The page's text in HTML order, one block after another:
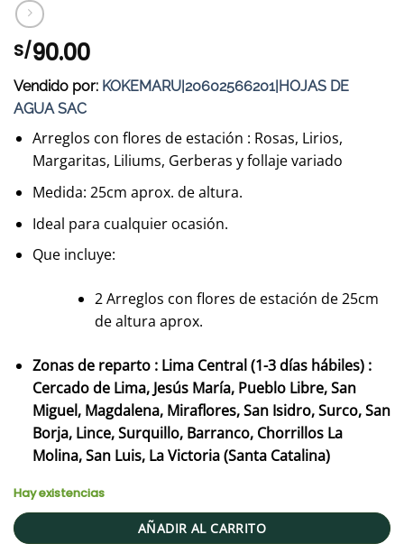
S/90.00
Vendido por: KOKEMARU|20602566201|HOJAS DE
AGUA SAC
Arreglos con flores de estación : Rosas, Lirios,
Margaritas, Liliums, Gerberas y follaje variado
Medida: 25cm aprox. de altura.
Ideal para cualquier ocasión.
Que incluye:
2 Arreglos con flores de estación de 25cm
de altura aprox.
Zonas de reparto : Lima Central (1-3 días hábiles) :
Cercado de Lima, Jesús María, Pueblo Libre, San
Miguel, Magdalena, Miraflores, San Isidro, Surco, San
Borja, Lince, Surquillo, Barranco, Chorrillos La
Molina, San Luis, La Victoria (Santa Catalina)
Hay existencias
AÑADIR AL CARRITO